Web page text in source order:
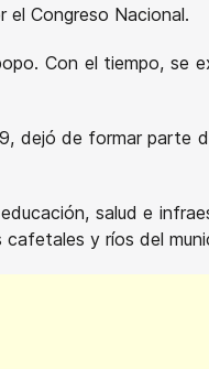
Congreso Nacional.
Con el tiempo, se
dejó de formar parte
salud e
y ríos del